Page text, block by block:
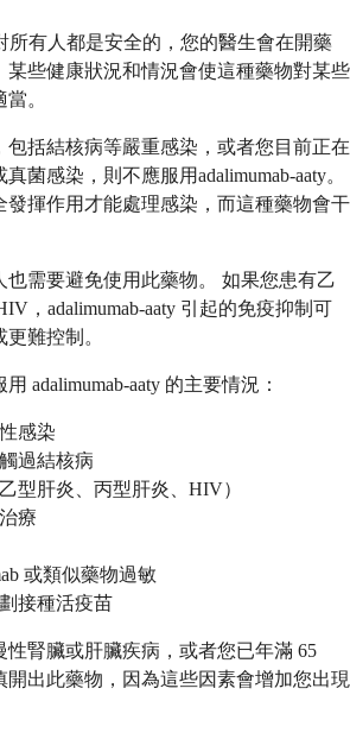
所有人都是安全的，您的醫生會在開藥
某些健康狀況和情況會使這種藥物對某些
。
包括結核病等嚴重感染，或者您目前正在
菌感染，則不應服用adalimumab-aaty。
發揮作用才能處理感染，而這種藥物會干
也需要避免使用此藥物。 如果您患有乙
，adalimumab-aaty 引起的免疫抑制可
難控制。
adalimumab-aaty 的主要情況：
感染
過結核病
型肝炎、丙型肝炎、HIV）
療
或類似藥物過敏
接種活疫苗
腎臟或肝臟疾病，或者您已年滿 65
開出此藥物，因為這些因素會增加您出現